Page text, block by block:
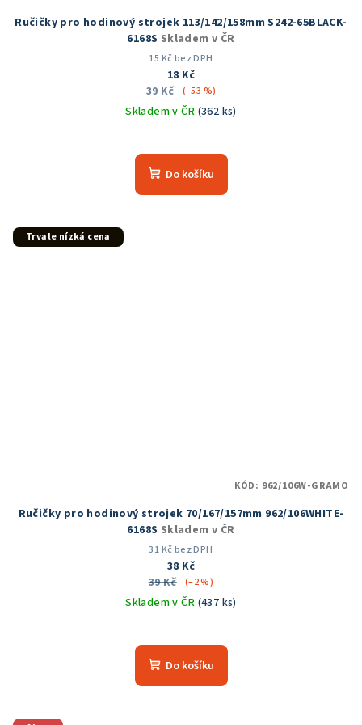
Ručičky pro hodinový strojek 113/142/158mm S242-65BLACK-
6168S Skladem v ČR
15 Kč bez DPH
18 Kč
39 Kč
(–53 %)
Skladem v ČR (362 ks)
hodnocení
produktu
Do košíku
Trvale nízká cena
Ručičky pro hodinový strojek 70/167/157mm 962/106WHITE-
6168S Skladem v ČR
31 Kč bez DPH
38 Kč
39 Kč
(–2 %)
Skladem v ČR (437 ks)
hodnocení
produktu
Do košíku
KÓD: 962/106W-GRAMO